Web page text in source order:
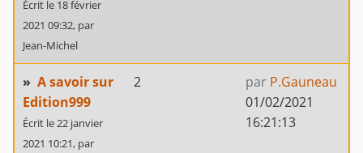
Écrit le 18 février
2021 09:32, par
Jean-Michel
» A savoir sur
Edition999
Écrit le 22 janvier
2021 10:21, par
2 par P.Gauneau
01/02/2021
16:21:13